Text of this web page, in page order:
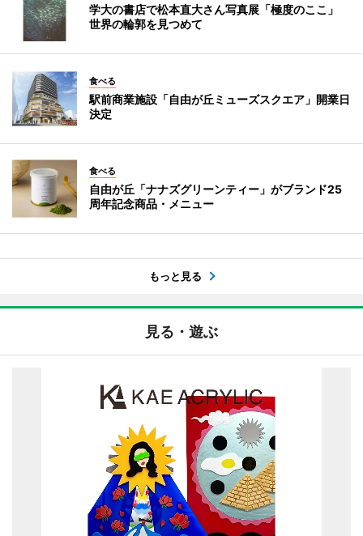
学大の書店で松本直大さん写真展「極度のここ」
世界の輪郭を見つめて
食べる
駅前商業施設「自由が丘ミューズスクエア」開業日
決定
食べる
自由が丘「ナナズグリーンティー」がブランド25
周年記念商品・メニュー
もっと見る
見る・遊ぶ